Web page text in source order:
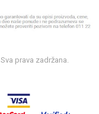
. Sva prava zadržana.